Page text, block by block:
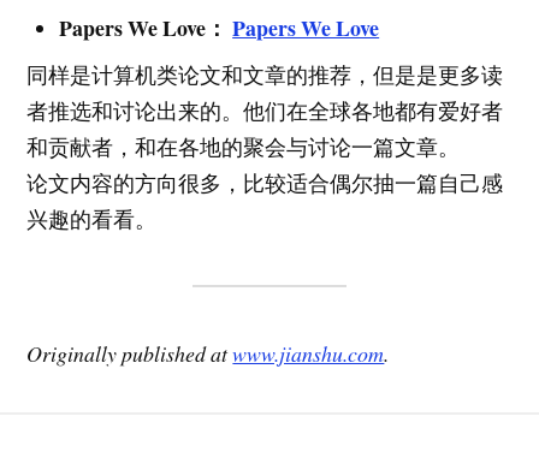
Papers We Love：Papers We Love
同样是计算机类论文和文章的推荐，但是是更多读
者推选和讨论出来的。他们在全球各地都有爱好者
和贡献者，和在各地的聚会与讨论一篇文章。
论文内容的方向很多，比较适合偶尔抽一篇自己感
兴趣的看看。
Originally published atwww.jianshu.com.